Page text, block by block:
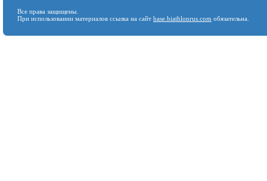
Все права защищены.
При использовании материалов ссылка на сайт base.biathlonrus.com обязательна.